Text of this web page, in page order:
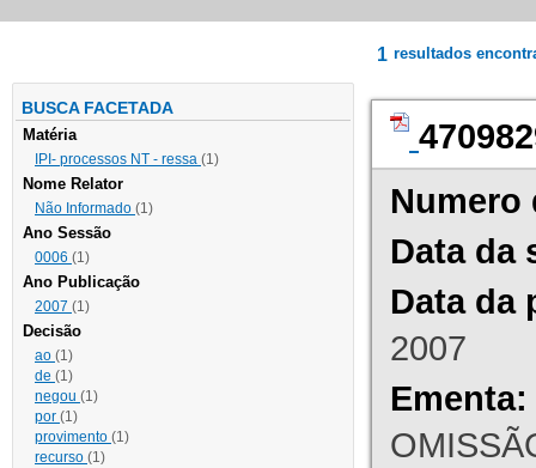
BUSCA FACETADA
Matéria
IPI- processos NT - ressa (1)
Nome Relator
Não Informado (1)
Ano Sessão
0006 (1)
Ano Publicação
2007 (1)
Decisão
ao (1)
de (1)
negou (1)
por (1)
provimento (1)
recurso (1)
1 resultados
Numero
Data da
Data da
2007
Ementa: